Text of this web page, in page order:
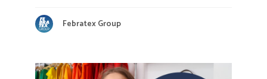
Febratex Group